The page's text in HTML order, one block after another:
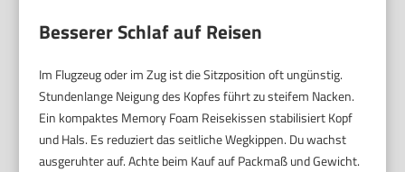
Besserer Schlaf auf Reisen
Im Flugzeug oder im Zug ist die Sitzposition oft ungünstig.
Stundenlange Neigung des Kopfes führt zu steifem Nacken.
Ein kompaktes Memory Foam Reisekissen stabilisiert Kopf
und Hals. Es reduziert das seitliche Wegkippen. Du wachst
ausgeruhter auf. Achte beim Kauf auf Packmaß und Gewicht.